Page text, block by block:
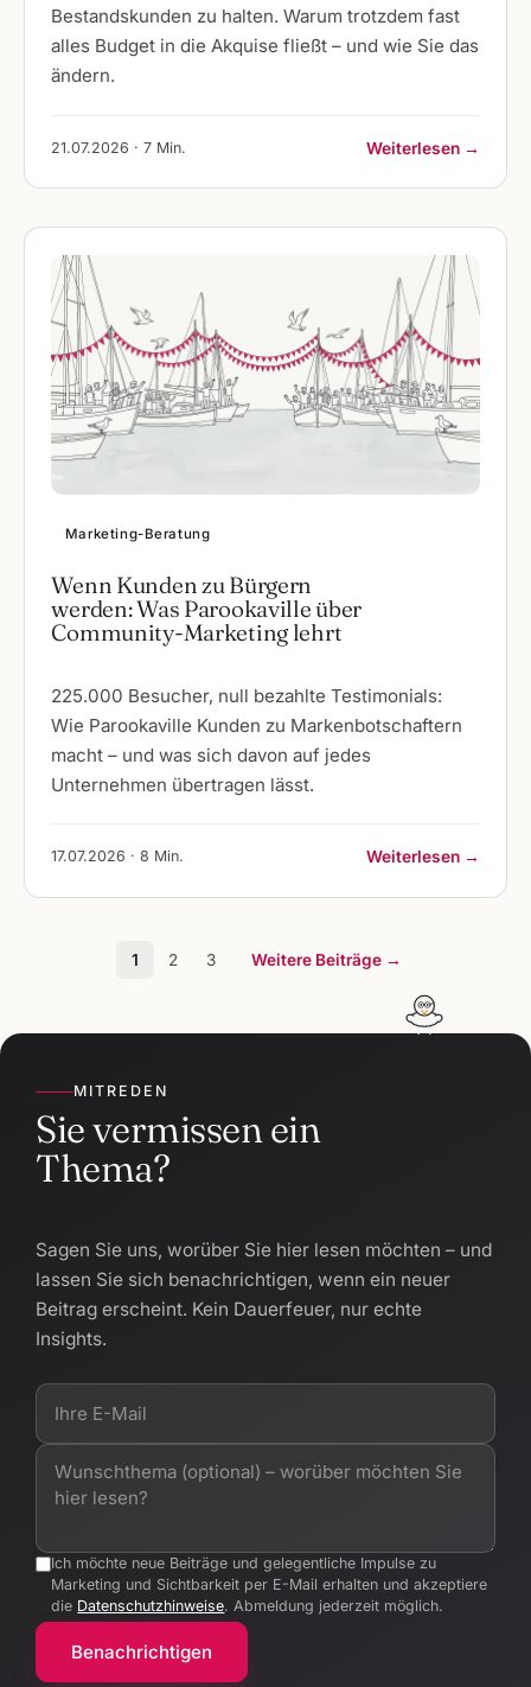
Bestandskunden zu halten. Warum trotzdem fast
alles Budget in die Akquise fließt – und wie Sie das
ändern.
21.07.2026 · 7 Min. Weiterlesen →
Marketing-Beratung
Wenn Kunden zu Bürgern
werden: Was Parookaville über
Community-Marketing lehrt
225.000 Besucher, null bezahlte Testimonials:
Wie Parookaville Kunden zu Markenbotschaftern
macht – und was sich davon auf jedes
Unternehmen übertragen lässt.
17.07.2026 · 8 Min. Weiterlesen →
1 2 3 Weitere Beiträge →
MITREDEN
Sie vermissen ein
Thema?
Sagen Sie uns, worüber Sie hier lesen möchten – und
lassen Sie sich benachrichtigen, wenn ein neuer
Beitrag erscheint. Kein Dauerfeuer, nur echte
Insights.
Ich möchte neue Beiträge und gelegentliche Impulse zu
Marketing und Sichtbarkeit per E-Mail erhalten und akzeptiere
die Datenschutzhinweise. Abmeldung jederzeit möglich.
Benachrichtigen